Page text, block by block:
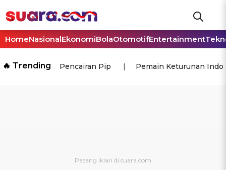
HomeNasionalEkonomiBolaOtomotifEntertainment
🔥 Trending Pencairan Pip Pemain Keturunan